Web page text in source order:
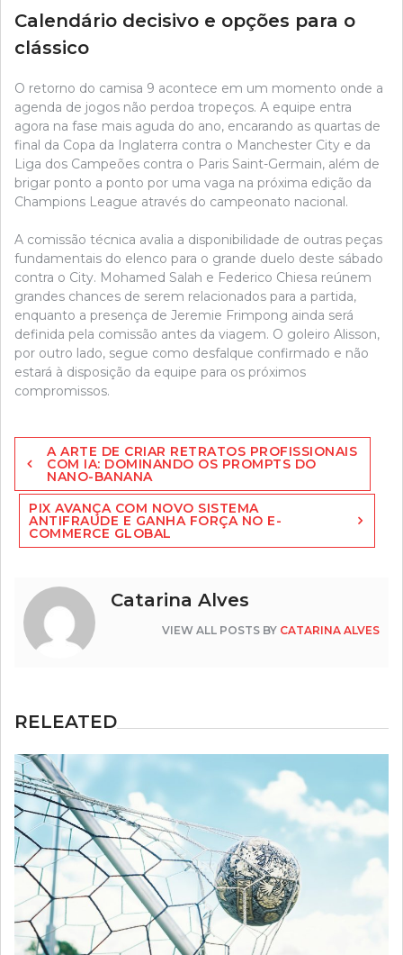
Calendário decisivo e opções para o
clássico
O retorno do camisa 9 acontece em um momento onde a
agenda de jogos não perdoa tropeços. A equipe entra
agora na fase mais aguda do ano, encarando as quartas de
final da Copa da Inglaterra contra o Manchester City e da
Liga dos Campeões contra o Paris Saint-Germain, além de
brigar ponto a ponto por uma vaga na próxima edição da
Champions League através do campeonato nacional.
A comissão técnica avalia a disponibilidade de outras peças
fundamentais do elenco para o grande duelo deste sábado
contra o City. Mohamed Salah e Federico Chiesa reúnem
grandes chances de serem relacionados para a partida,
enquanto a presença de Jeremie Frimpong ainda será
definida pela comissão antes da viagem. O goleiro Alisson,
por outro lado, segue como desfalque confirmado e não
estará à disposição da equipe para os próximos
compromissos.
Navegação
de
artigos
A ARTE DE CRIAR RETRATOS PROFISSIONAIS
COM IA: DOMINANDO OS PROMPTS DO
NANO-BANANA
PIX AVANÇA COM NOVO SISTEMA
ANTIFRAUDE E GANHA FORÇA NO E-
COMMERCE GLOBAL
Catarina Alves
VIEW ALL POSTS BY CATARINA ALVES
RELEATED